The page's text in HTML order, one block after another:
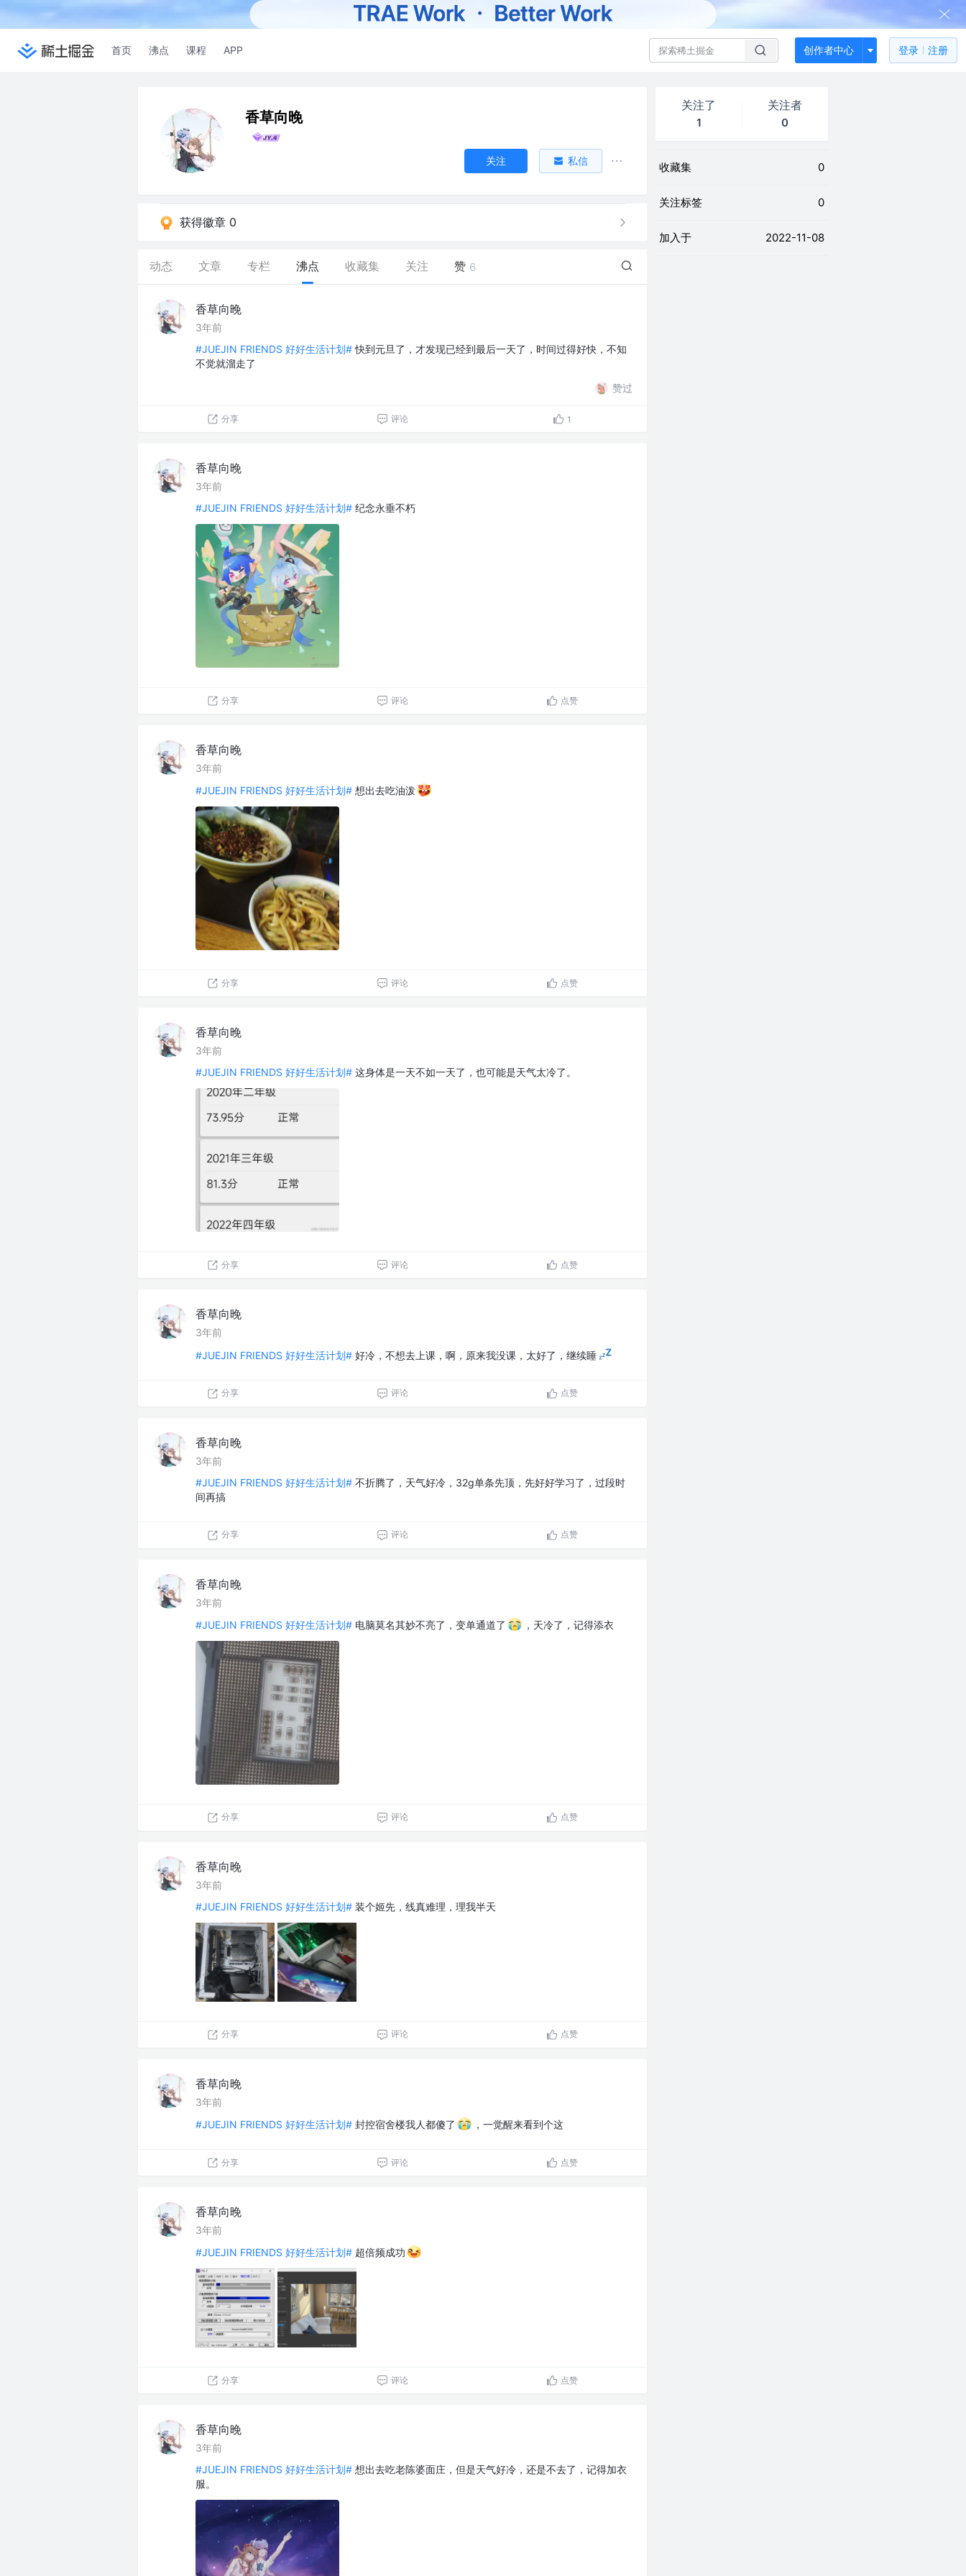
首页 沸点 课程 APP 创作者中心 登录 注册
香草向晚
关注 私信
获得徽章 0
动态 文章 专栏 沸点 收藏集 关注 赞 6
香草向晚
3年前
#JUEJIN FRIENDS 好好生活计划#快到元旦了，才发现已经到最后一天了，时间过得好快，不知
不觉就溜走了
赞过
分享 评论 1
香草向晚
3年前
#JUEJIN FRIENDS 好好生活计划# 纪念永垂不朽
分享 评论 点赞
香草向晚
3年前
#JUEJIN FRIENDS 好好生活计划# 想出去吃油泼
分享 评论 点赞
香草向晚
3年前
#JUEJIN FRIENDS 好好生活计划# 这身体是一天不如一天了，也可能是天气太冷了。
分享 评论 点赞
香草向晚
3年前
#JUEJIN FRIENDS 好好生活计划# 好冷，不想去上课，啊，原来我没课，太好了，继续睡
分享 评论 点赞
香草向晚
3年前
#JUEJIN FRIENDS 好好生活计划# 不折腾了，天气好冷，32g单条先顶，先好好学习了，过段时
间再搞
分享 评论 点赞
香草向晚
3年前
#JUEJIN FRIENDS 好好生活计划# 电脑莫名其妙不亮了，变单通道了 ，天冷了，记得添衣
分享 评论 点赞
香草向晚
3年前
#JUEJIN FRIENDS 好好生活计划# 装个姬先，线真难理，理我半天
分享 评论 点赞
香草向晚
3年前
#JUEJIN FRIENDS 好好生活计划# 封控宿舍楼我人都傻了 ，一觉醒来看到个这
分享 评论 点赞
香草向晚
3年前
#JUEJIN FRIENDS 好好生活计划# 超倍频成功
分享 评论 点赞
香草向晚
3年前
#JUEJIN FRIENDS 好好生活计划# 想出去吃老陈婆面庄，但是天气好冷，还是不去了，记得加衣
服。
关注了
1
关注者
0
收藏集 0
关注标签 0
加入于 2022-11-08